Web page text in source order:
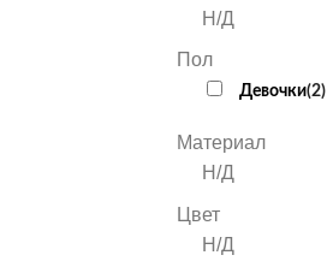
Н/Д
Пол
Девочки(2)
Материал
Н/Д
Цвет
Н/Д